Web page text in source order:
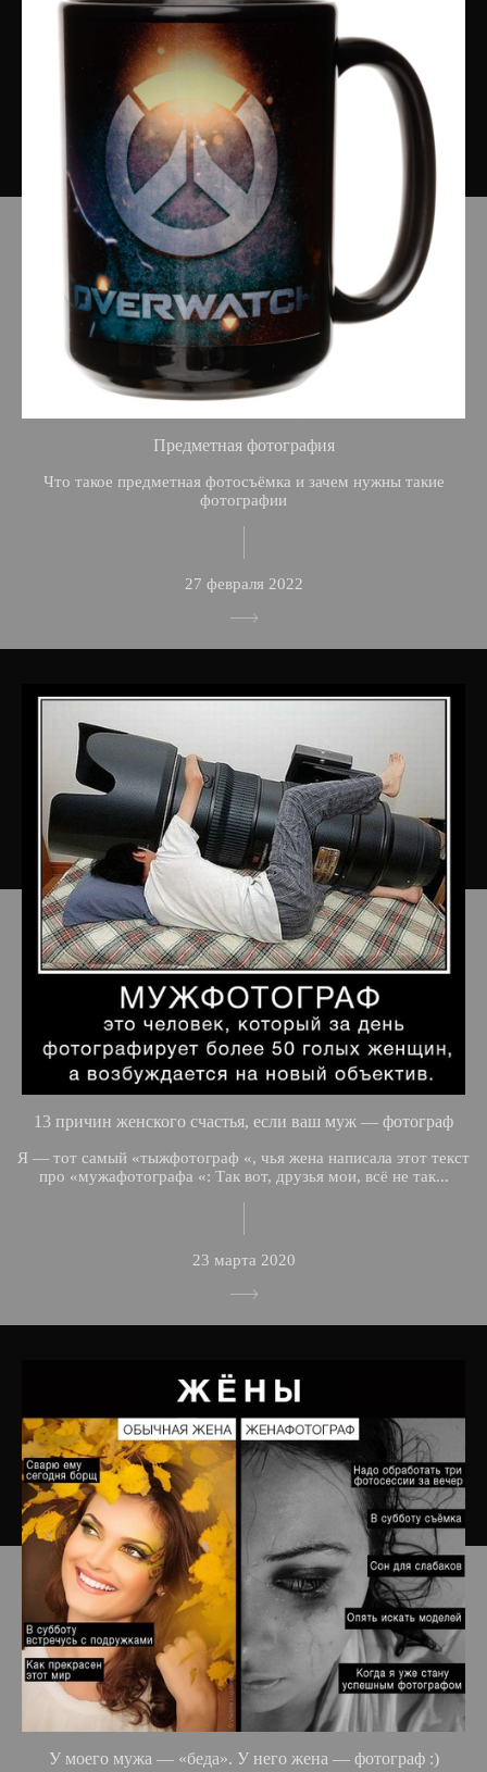
Предметная фотография
Что такое предметная фотосъёмка и зачем нужны такие
фотографии
27 февраля 2022
13 причин женского счастья, если ваш муж — фотограф
Я — тот самый «тыжфотограф «, чья жена написала этот текст
про «мужафотографа «: Так вот, друзья мои, всё не так...
23 марта 2020
У моего мужа — «беда». У него жена — фотограф :)